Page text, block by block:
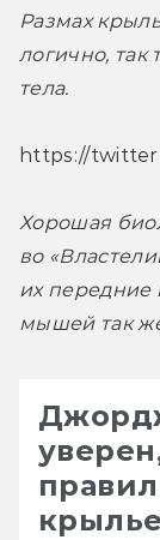
Размах
логично, так
тела.
https://
Хорошая
во
их передние
мышей так